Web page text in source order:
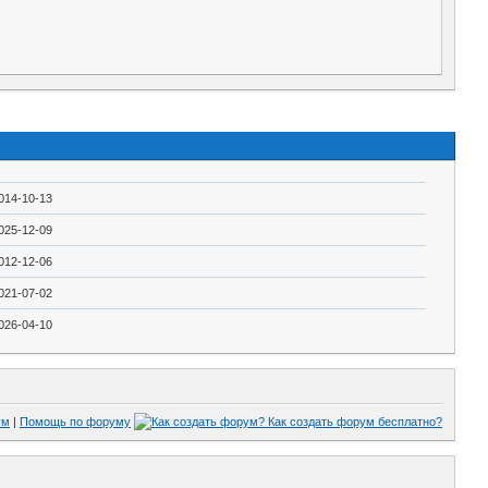
10-13
12-09
12-06
07-02
04-10
| Помощь по форуму